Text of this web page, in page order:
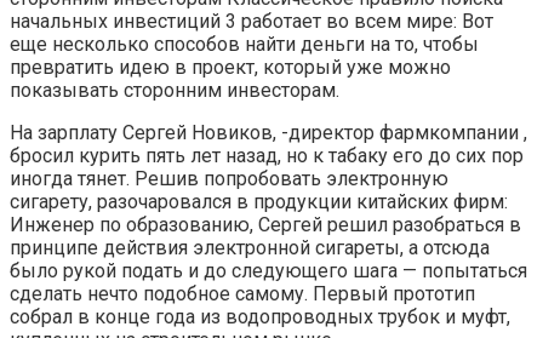
начальных инвестиций 3 работает во всем мире: Вот
еще несколько способов найти деньги на то, чтобы
превратить идею в проект, который уже можно
показывать сторонним инвесторам.
На зарплату Сергей Новиков, -директор фармкомпании ,
бросил курить пять лет назад, но к табаку его до сих пор
иногда тянет. Решив попробовать электронную
сигарету, разочаровался в продукции китайских фирм:
Инженер по образованию, Сергей решил разобраться в
принципе действия электронной сигареты, а отсюда
было рукой подать и до следующего шага — попытаться
сделать нечто подобное самому. Первый прототип
собрал в конце года из водопроводных трубок и муфт,